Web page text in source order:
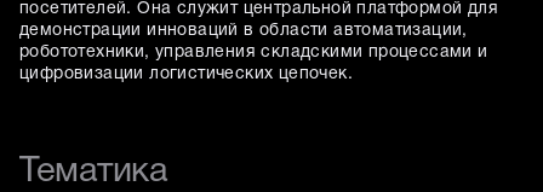
посетителей. Она служит центральной платформой для
демонстрации инноваций в области автоматизации,
робототехники, управления складскими процессами и
цифровизации логистических цепочек.
Тематика